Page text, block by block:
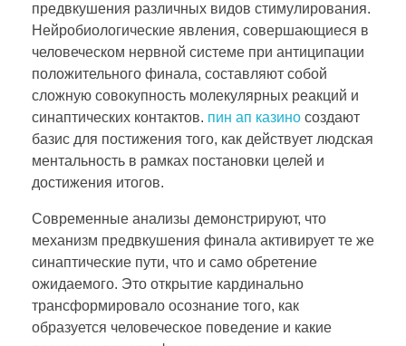
предвкушения различных видов стимулирования.
Нейробиологические явления, совершающиеся в
человеческом нервной системе при антиципации
положительного финала, составляют собой
сложную совокупность молекулярных реакций и
синаптических контактов. пин ап казино создают
базис для постижения того, как действует людская
ментальность в рамках постановки целей и
достижения итогов.
Современные анализы демонстрируют, что
механизм предвкушения финала активирует те же
синаптические пути, что и само обретение
ожидаемого. Это открытие кардинально
трансформировало осознание того, как
образуется человеческое поведение и какие